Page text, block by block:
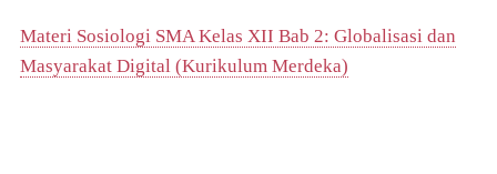
Materi Sosiologi SMA Kelas XII Bab 2: Globalisasi dan
Masyarakat Digital (Kurikulum Merdeka)